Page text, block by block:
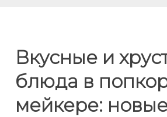
Вкусные и
блюда в
мейкере: